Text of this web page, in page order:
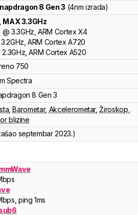
8 Gen 3 (4nm izrada)
, MAX3.3GHz
@ 3.3GHz,ARM Cortex X4
3.2GHz,ARM Cortex A720
2.3GHz,ARM Cortex A520
750
Spectra
8 Gen 3
,Barometar, Akcelerometar,Žiroskop
blizine
septembar 2023.)
, ping 1ms